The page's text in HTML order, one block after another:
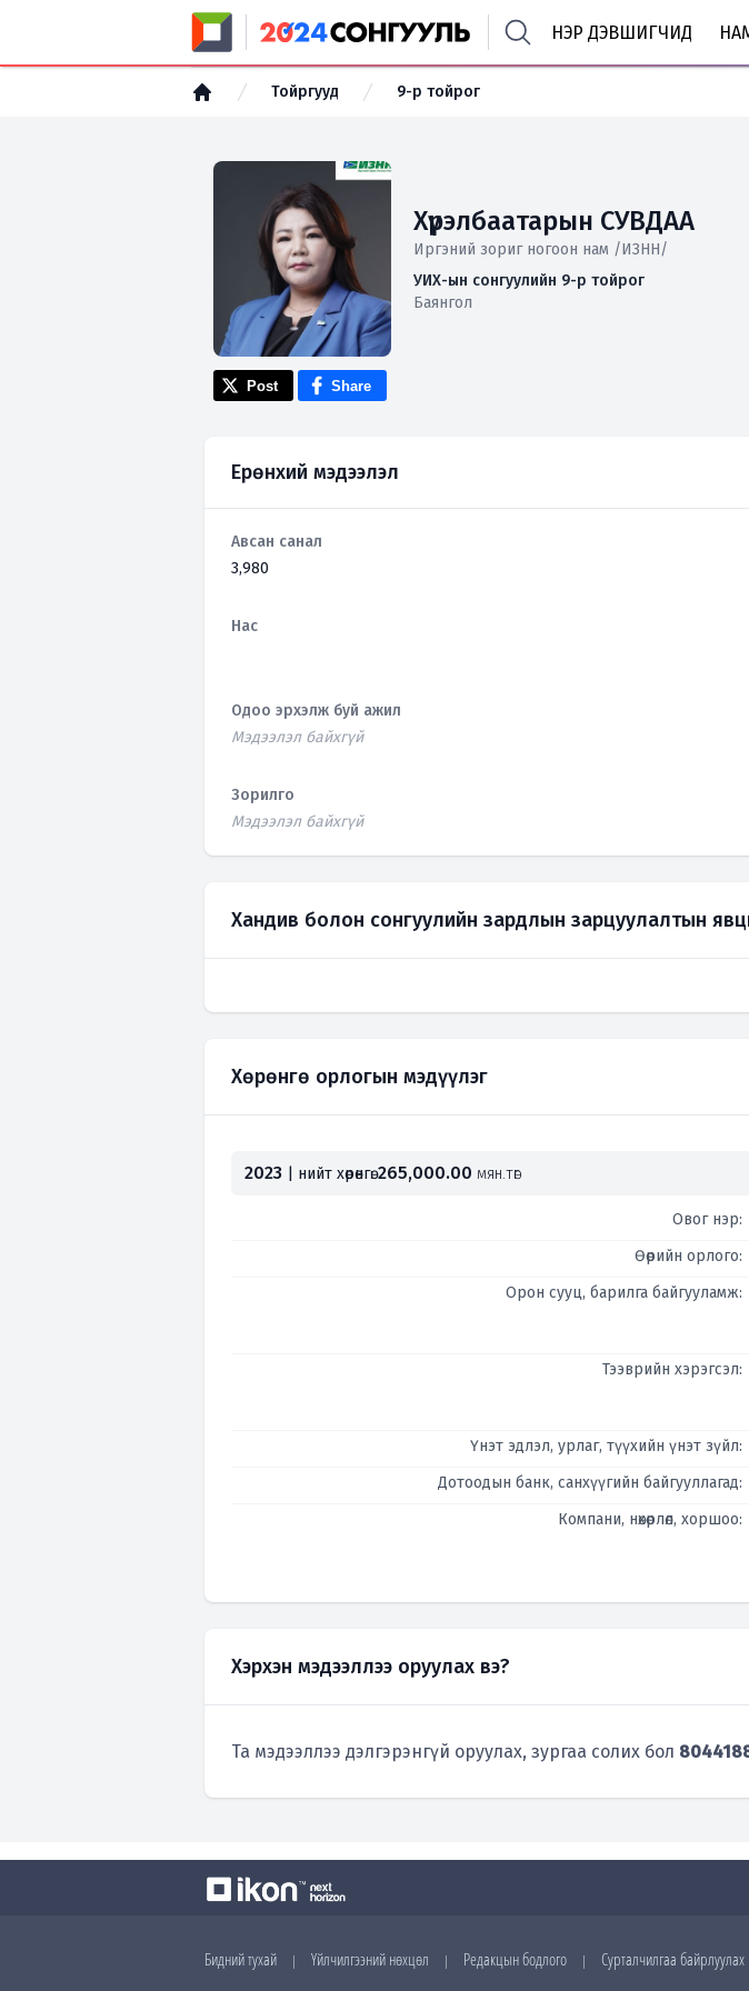
НЭР ДЭВШИГЧИД
Тойргууд 9-р тойрог
Хүрэлбаатарын СУВДАА
Иргэний зориг ногоон нам /ИЗНН/
УИХ-ын сонгуулийн 9-р тойрог
Баянгол
Post Share
Ерөнхий мэдээлэл
Авсан санал
3,980
Нас
Одоо эрхэлж буй ажил
Мэдээлэл байхгүй
Зорилго
Мэдээлэл байхгүй
Хандив болон сонгуулийн зардлын зарцуулалтын
Хөрөнгө орлогын мэдүүлэг
2023 | нийт хөрөнгө:265,000.00 мян.төг
Овог нэр:
Өөрийн орлого:
Орон сууц, барилга байгууламж:
Тээврийн хэрэгсэл:
Үнэт эдлэл, урлаг, түүхийн үнэт зүйл:
Дотоодын банк, санхүүгийн байгууллагад:
Компани, нөхөрлөл, хоршоо:
Хэрхэн мэдээллээ оруулах вэ?
Та мэдээллээ дэлгэрэнгүй оруулах, зургаа солих бол
Бидний тухай | Үйлчилгээний нөхцөл | Редакцын бодлого | Сурталчилгаа байрлуулах